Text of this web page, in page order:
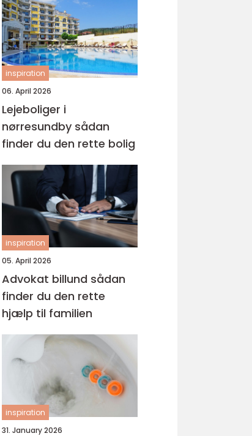
smerter
inspiration
06. April 2026
Lejeboliger i
nørresundby sådan
finder du den rette bolig
inspiration
05. April 2026
Advokat billund sådan
finder du den rette
hjælp til familien
inspiration
31. January 2026